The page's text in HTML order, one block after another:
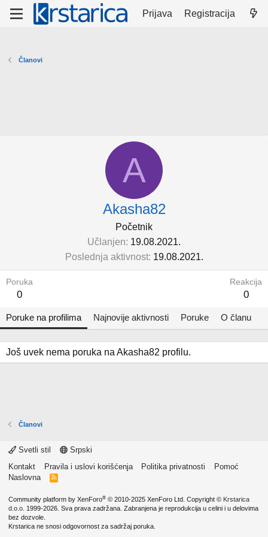
Prijava Registracija
Članovi
A
Akasha82
Početnik
Učlanjen 19.08.2021.
Poslednja aktivnost 19.08.2021.
Poruka
0
Reakcija
0
Poruke na profilima Najnovije aktivnosti Poruke O članu
Još uvek nema poruka na Akasha82 profilu.
Članovi
Svetli stil
Srpski
Kontakt
Pravila i uslovi korišćenja Politika privatnosti
Pomoć
Naslovna
R
Community platform by XenForo® © 2010-2025 XenForo Ltd. Copyright © Krstarica
d.o.o. 1999-2026. Sva prava zadržana. Zabranjena je reprodukcija u celini i u delovima
bez dozvole.
Krstarica ne snosi odgovornost za sadržaj poruka.